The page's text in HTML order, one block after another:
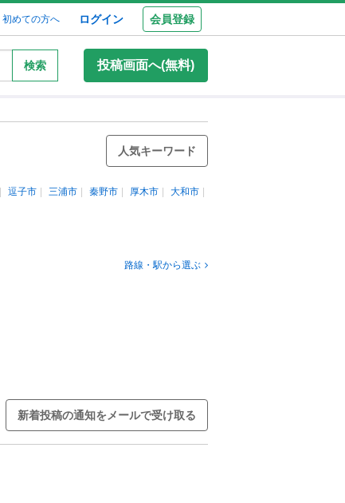
初めての方へ ログイン 会員登録
検索 投稿画面へ(無料)
人気キーワード
逗子市 三浦市 秦野市 厚木市
大和市
路線・駅から選ぶ
新着投稿の通知をメールで受け取る